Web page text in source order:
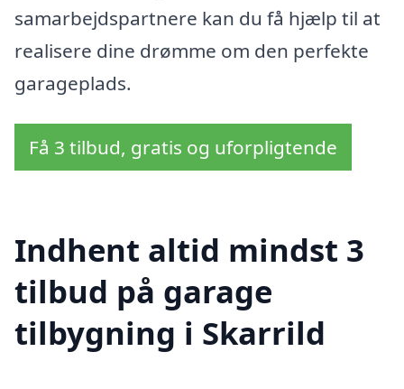
samarbejdspartnere kan du få hjælp til at
realisere dine drømme om den perfekte
garageplads.
Få 3 tilbud, gratis og uforpligtende
Indhent altid mindst 3
tilbud på garage
tilbygning i Skarrild